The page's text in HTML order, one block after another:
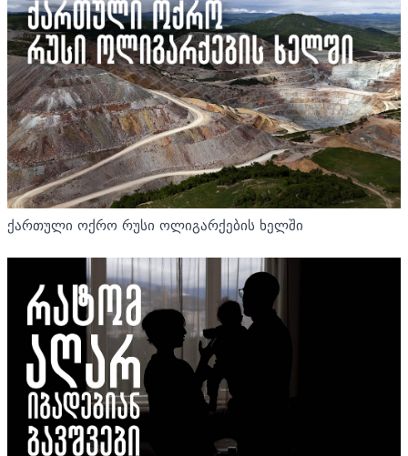
ქართული ოქრო რუსი ოლიგარქების ხელში